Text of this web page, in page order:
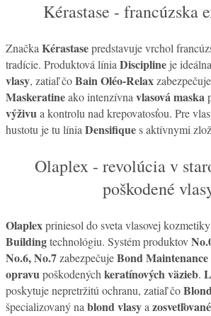
Kérastase - francúzska
ZnačkaKérastasepredstavuje vrchol
tradície. Produktová líniaDiscipline je
vlasy, zatiaľ čoBain Oléo-Relax
Maskeratineako intenzívnavlasová maska
výživua kontrolu nad krepovatosťou. Pre
hustotu je tu líniaDensifiques aktívnymi
Olaplex - revolúcia v
poškodené
Olaplexpriniesol do sveta vlasovej
Buildingtechnológiu. Systém produktov
No.6, No.7zabezpečujeBond Maintenance
opravupoškodenýchkeratínových väzieb.
poskytuje nepretržitú ochranu, zatiaľ čo
špecializovaný nablond vlasya